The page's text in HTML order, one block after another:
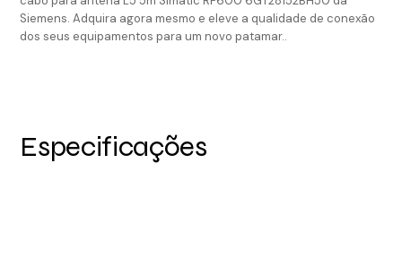
Siemens. Adquira agora mesmo e eleve a qualidade de conexão
dos seus equipamentos para um novo patamar..
Especificações